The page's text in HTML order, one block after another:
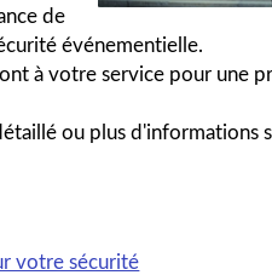
de
événementielle.
à votre service pour une
ou plus d'informations
votre sécurité